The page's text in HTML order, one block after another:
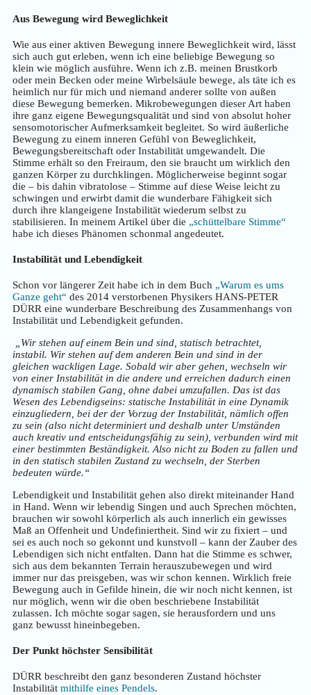
Aus Bewegung wird Beweglichkeit
Wie aus einer aktiven Bewegung innere Beweglichkeit wird, lässt
sich auch gut erleben, wenn ich eine beliebige Bewegung so
klein wie möglich ausführe. Wenn ich z.B. meinen Brustkorb
oder mein Becken oder meine Wirbelsäule bewege, als täte ich es
heimlich nur für mich und niemand anderer sollte von außen
diese Bewegung bemerken. Mikrobewegungen dieser Art haben
ihre ganz eigene Bewegungsqualität und sind von absolut hoher
sensomotorischer Aufmerksamkeit begleitet. So wird äußerliche
Bewegung zu einem inneren Gefühl von Beweglichkeit,
Bewegungsbereitschaft oder Instabilität umgewandelt. Die
Stimme erhält so den Freiraum, den sie braucht um wirklich den
ganzen Körper zu durchklingen. Möglicherweise beginnt sogar
die – bis dahin vibratolose – Stimme auf diese Weise leicht zu
schwingen und erwirbt damit die wunderbare Fähigkeit sich
durch ihre klangeigene Instabilität wiederum selbst zu
stabilisieren. In meinem Artikel über die „schüttelbare Stimme“
habe ich dieses Phänomen schonmal angedeutet.
Instabilität und Lebendigkeit
Schon vor längerer Zeit habe ich in dem Buch „Warum es ums
Ganze geht“ des 2014 verstorbenen Physikers HANS-PETER
DÜRR eine wunderbare Beschreibung des Zusammenhangs von
Instabilität und Lebendigkeit gefunden.
„Wir stehen auf einem Bein und sind, statisch betrachtet,
instabil. Wir stehen auf dem anderen Bein und sind in der
gleichen wackligen Lage. Sobald wir aber gehen, wechseln wir
von einer Instabilität in die andere und erreichen dadurch einen
dynamisch stabilen Gang, ohne dabei umzufallen. Das ist das
Wesen des Lebendigseins: statische Instabilität in eine Dynamik
einzugliedern, bei der der Vorzug der Instabilität, nämlich offen
zu sein (also nicht determiniert und deshalb unter Umständen
auch kreativ und entscheidungsfähig zu sein), verbunden wird mit
einer bestimmten Beständigkeit. Also nicht zu Boden zu fallen und
in den statisch stabilen Zustand zu wechseln, der Sterben
bedeuten würde.“
Lebendigkeit und Instabilität gehen also direkt miteinander Hand
in Hand. Wenn wir lebendig Singen und auch Sprechen möchten,
brauchen wir sowohl körperlich als auch innerlich ein gewisses
Maß an Offenheit und Undefiniertheit. Sind wir zu fixiert – und
sei es auch noch so gekonnt und kunstvoll – kann der Zauber des
Lebendigen sich nicht entfalten. Dann hat die Stimme es schwer,
sich aus dem bekannten Terrain herauszubewegen und wird
immer nur das preisgeben, was wir schon kennen. Wirklich freie
Bewegung auch in Gefilde hinein, die wir noch nicht kennen, ist
nur möglich, wenn wir die oben beschriebene Instabilität
zulassen. Ich möchte sogar sagen, sie herausfordern und uns
ganz bewusst hineinbegeben.
Der Punkt höchster Sensibilität
DÜRR beschreibt den ganz besonderen Zustand höchster
Instabilität mithilfe eines Pendels.